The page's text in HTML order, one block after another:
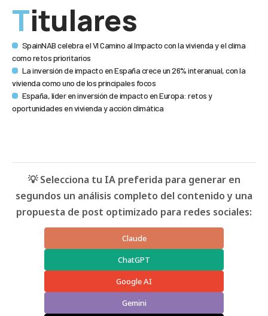
Titulares
SpainNAB celebra el VI Camino al Impacto con la vivienda y el clima
como retos prioritarios
La inversión de impacto en España crece un 26% interanual, con la
vivienda como uno de los principales focos
España, líder en inversión de impacto en Europa: retos y
oportunidades en vivienda y acción climática
💡 Selecciona tu IA preferida para generar en
segundos un análisis completo del contenido y una
propuesta de post optimizado para redes sociales:
Claude
ChatGPT
Google AI
Gemini